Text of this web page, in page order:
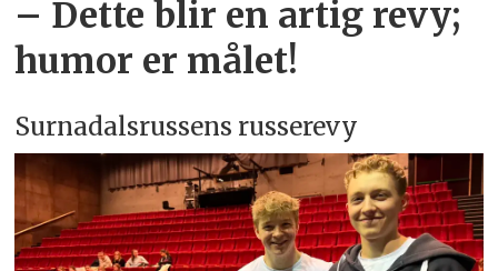
– Dette blir en artig revy;
humor er målet!
Surnadalsrussens russerevy